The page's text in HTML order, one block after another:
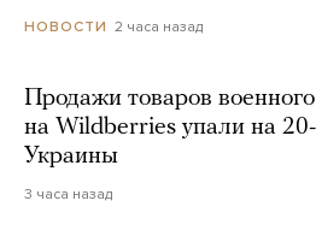
НОВОСТИ 2 часа назад
Продажи товаров
на Wildberries упали на
Украины
3 часа назад